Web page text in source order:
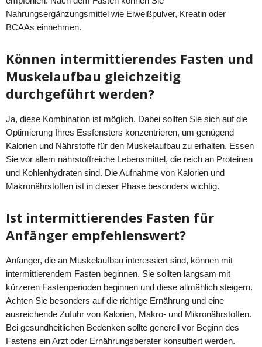
Nahrungsergänzungsmittel wie Eiweißpulver, Kreatin oder
BCAAs einnehmen.
Können intermittierendes Fasten und
Muskelaufbau gleichzeitig
durchgeführt werden?
Ja, diese Kombination ist möglich. Dabei sollten Sie sich auf die
Optimierung Ihres Essfensters konzentrieren, um genügend
Kalorien und Nährstoffe für den Muskelaufbau zu erhalten. Essen
Sie vor allem nährstoffreiche Lebensmittel, die reich an Proteinen
und Kohlenhydraten sind. Die Aufnahme von Kalorien und
Makronährstoffen ist in dieser Phase besonders wichtig.
Ist intermittierendes Fasten für
Anfänger empfehlenswert?
Anfänger, die an Muskelaufbau interessiert sind, können mit
intermittierendem Fasten beginnen. Sie sollten langsam mit
kürzeren Fastenperioden beginnen und diese allmählich steigern.
Achten Sie besonders auf die richtige Ernährung und eine
ausreichende Zufuhr von Kalorien, Makro- und Mikronährstoffen.
Bei gesundheitlichen Bedenken sollte generell vor Beginn des
Fastens ein Arzt oder Ernährungsberater konsultiert werden.